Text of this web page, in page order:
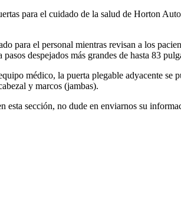
para el cuidado de la salud de Horton
para el personal mientras revisan a los
despejados más grandes de hasta 83
médico, la puerta plegable adyacente
y marcos (jambas).
esta sección, no dude en enviarnos su